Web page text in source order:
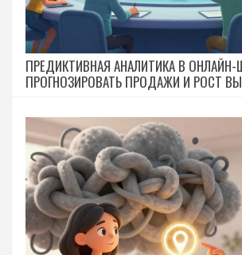
ПРЕДИКТИВНАЯ АНАЛИТИКА В ОНЛАЙН-
ПРОГНОЗИРОВАТЬ ПРОДАЖИ И РОСТ